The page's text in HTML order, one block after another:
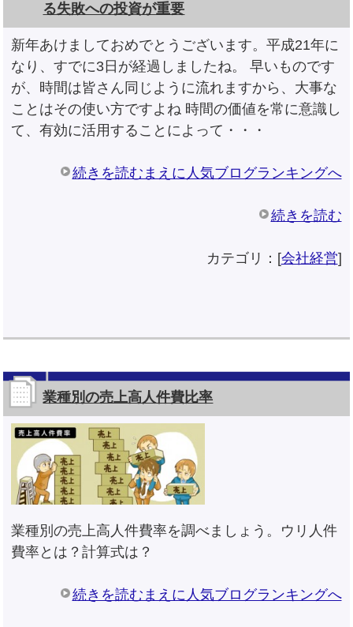
る失敗への投資が重要
新年あけましておめでとうございます。平成21年に
なり、すでに3日が経過しましたね。 早いものです
が、時間は皆さん同じように流れますから、大事な
ことはその使い方ですよね 時間の価値を常に意識し
て、有効に活用することによって・・・
続きを読むまえに人気ブログランキングへ
続きを読む
カテゴリ：[会社経営]
業種別の売上高人件費比率
業種別の売上高人件費率を調べましょう。ウリ人件
費率とは？計算式は？
続きを読むまえに人気ブログランキングへ